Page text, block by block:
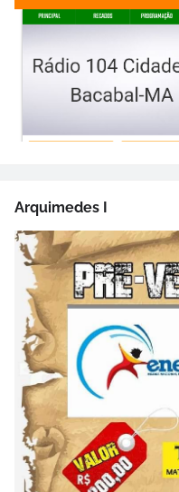
Arquimedes I